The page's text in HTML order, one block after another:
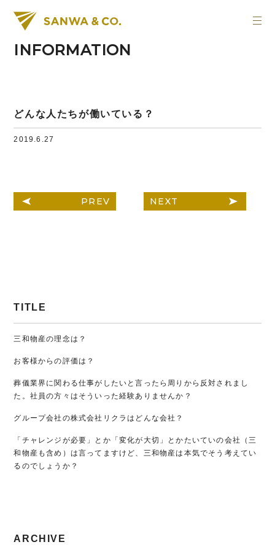
INFORMATION
どんな人たちが働いている？
2019.6.27
PREV NEXT
TITLE
三和物産の理念は？
お客様からの評価は？
葬儀業界に関わる仕事がしたいと言ったら周りから反対されまし
た。社員の方々はそういった経験ありませんか？
グループ会社の株式会社リクラはどんな会社？
「チャレンジが必要」とか「変化が大切」とかたいていの会社（三
和物産も含め）は言ってますけど、三和物産は本気でそう考えてい
るのでしょうか？
ARCHIVE